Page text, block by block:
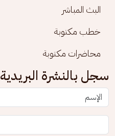
البث المباشر
خطب مكتوبة
محاضرات مكتوبة
سجل بالنشرة البريدية